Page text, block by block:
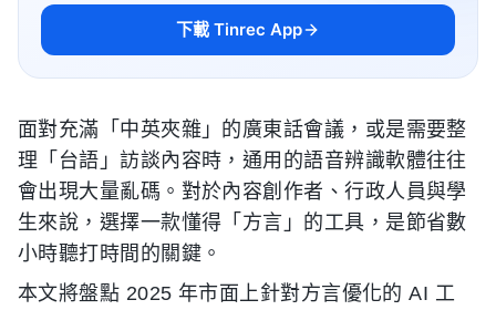
下載 Tinrec App
面對充滿「中英夾雜」的廣東話會議，或是需要整
理「台語」訪談內容時，通用的語音辨識軟體往往
會出現大量亂碼。對於內容創作者、行政人員與學
生來說，選擇一款懂得「方言」的工具，是節省數
小時聽打時間的關鍵。
本文將盤點 2025 年市面上針對方言優化的 AI 工